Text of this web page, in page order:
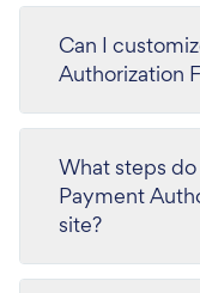
Can I
Authorization
What steps
Payment
site?